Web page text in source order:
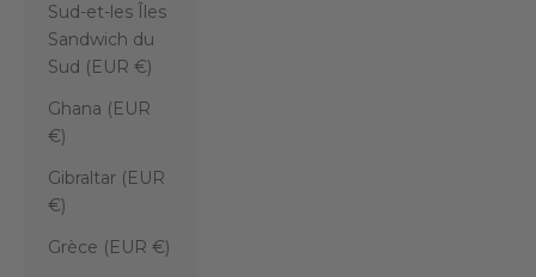
Sud-et-les Îles
Sandwich du
Sud (EUR €)
Ghana (EUR
€)
Gibraltar (EUR
€)
Grèce (EUR €)